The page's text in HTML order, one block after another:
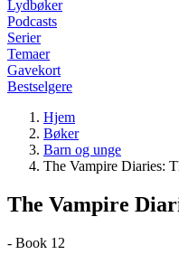
Lydbøker
Podcasts
Serier
Temaer
Gavekort
Bestselgere
Hjem
Bøker
Barn og unge
The Vampire Diaries:
The Vampire
- Book 12